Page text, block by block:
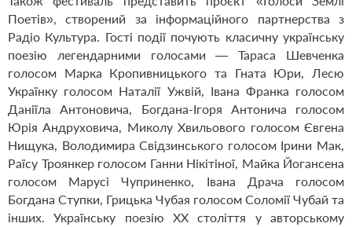
Поетів», створений за інформаційного партнерства з
Радіо Культура. Гості події почують класичну українську
поезію легендарними голосами — Тараса Шевченка
голосом Марка Кропивницького та Гната Юри, Лесю
Українку голосом Наталії Ужвій, Івана Франка голосом
Даніїла Антоновича, Богдана-Ігоря Антонича голосом
Юрія Андруховича, Миколу Хвильового голосом Євгена
Нищука, Володимира Свідзинського голосом Ірини Мак,
Раїсу Троянкер голосом Ганни Нікітіної, Майка Йогансена
голосом Марусі Чуприненко, Івана Драча голосом
Богдана Ступки, Грицька Чубая голосом Соломії Чубай та
інших. Українську поезію ХХ століття у авторському